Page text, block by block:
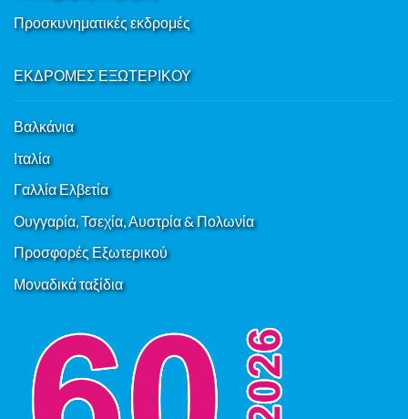
Προσκυνηματικές εκδρομές
ΕΚΔΡΟΜΕΣ ΕΞΩΤΕΡΙΚΟΥ
Βαλκάνια
Ιταλία
Γαλλία Ελβετία
Ουγγαρία, Τσεχία, Αυστρία & Πολωνία
Προσφορές Εξωτερικού
Μοναδικά ταξίδια